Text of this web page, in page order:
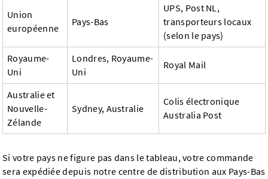
Union
européenne
Pays-Bas
UPS, Post NL,
transporteurs locaux
(selon le pays)
Royaume-
Uni
Londres, Royaume-
Uni
Royal Mail
Australie et
Nouvelle-
Zélande
Sydney, Australie
Colis électronique
Australia Post
Si votre pays ne figure pas dans le tableau, votre commande
sera expédiée depuis notre centre de distribution aux Pays-Bas